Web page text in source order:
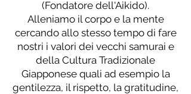
(Fondatore dell'Aikido).
Alleniamo il corpo e la mente
cercando allo stesso tempo di fare
nostri i valori dei vecchi samurai e
della Cultura Tradizionale
Giapponese quali ad esempio la
gentilezza, il rispetto, la gratitudine,